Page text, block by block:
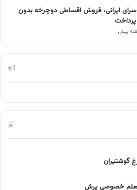
ایرانی، فروش اقساطی دوچرخه بدون
گوشتیران
خصوصی پرش